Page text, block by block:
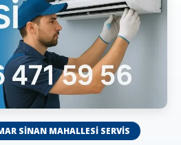
SINAN MAHALLESI SERVIS